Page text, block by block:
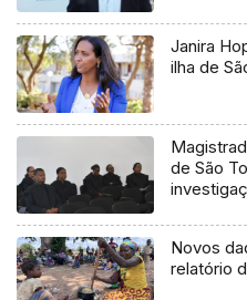
Janira
ilha de
de São
Novos
relatório